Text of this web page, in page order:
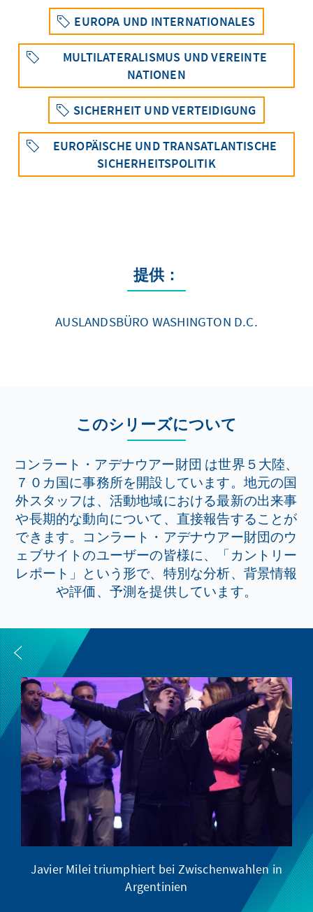
EUROPA UND INTERNATIONALES
MULTILATERALISMUS UND VEREINTE
NATIONEN
SICHERHEIT UND VERTEIDIGUNG
EUROPÄISCHE UND TRANSATLANTISCHE
SICHERHEITSPOLITIK
提供：
AUSLANDSBÜRO WASHINGTON D.C.
このシリーズについて
コンラート・アデナウアー財団 は世界５大陸、
７０カ国に事務所を開設しています。地元の国
外スタッフは、活動地域における最新の出来事
や長期的な動向について、直接報告することが
できます。コンラート・アデナウアー財団のウ
ェブサイトのユーザーの皆様に、「カントリー
レポート」という形で、特別な分析、背景情報
や評価、予測を提供しています。
Javier Milei triumphiert bei Zwischenwahlen in
Argentinien